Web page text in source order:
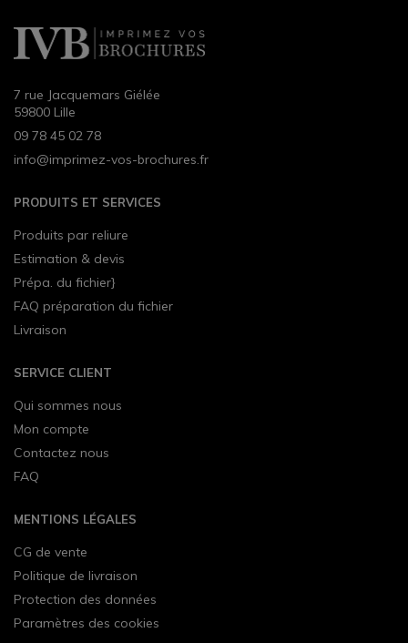
7 rue Jacquemars Giélée
59800 Lille
09 78 45 02 78
info@imprimez-vos-brochures.fr
PRODUITS ET SERVICES
Produits par reliure
Estimation & devis
Prépa. du fichier}
FAQ préparation du fichier
Livraison
SERVICE CLIENT
Qui sommes nous
Mon compte
Contactez nous
FAQ
MENTIONS LÉGALES
CG de vente
Politique de livraison
Protection des données
Paramètres des cookies